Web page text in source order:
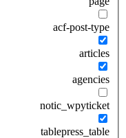
acf-post-type
articles
agencies
notic_wpyticket
tablepress_table